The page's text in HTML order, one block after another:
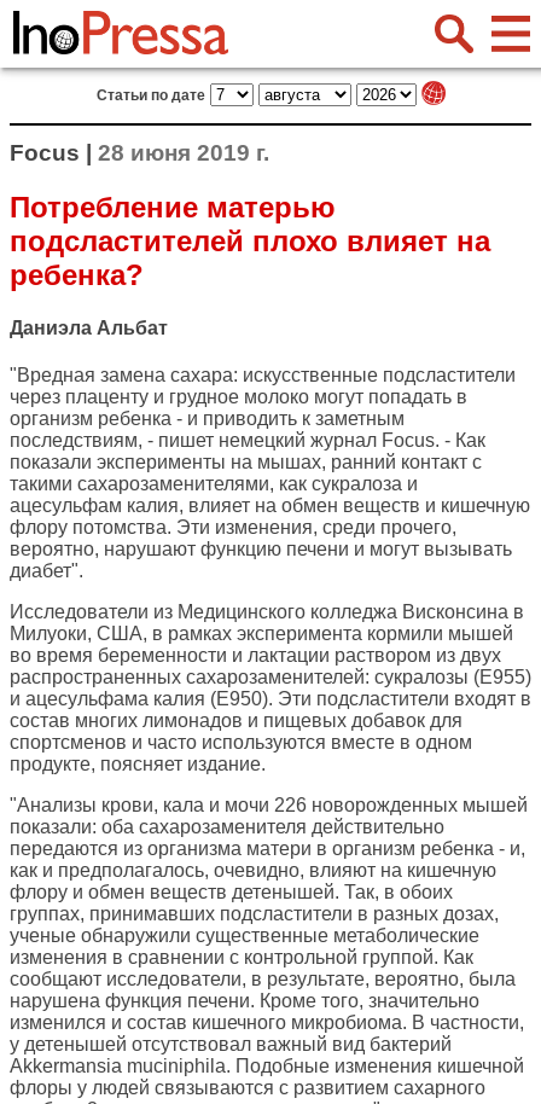
Статьи по дате
Focus | 28 июня 2019 г.
Потребление матерью
подсластителей плохо влияет на
ребенка?
Даниэла Альбат
"Вредная замена сахара: искусственные подсластители
через плаценту и грудное молоко могут попадать в
организм ребенка - и приводить к заметным
последствиям, - пишет немецкий журнал Focus. - Как
показали эксперименты на мышах, ранний контакт с
такими сахарозаменителями, как сукралоза и
ацесульфам калия, влияет на обмен веществ и кишечную
флору потомства. Эти изменения, среди прочего,
вероятно, нарушают функцию печени и могут вызывать
диабет".
Исследователи из Медицинского колледжа Висконсина в
Милуоки, США, в рамках эксперимента кормили мышей
во время беременности и лактации раствором из двух
распространенных сахарозаменителей: сукралозы (E955)
и ацесульфама калия (E950). Эти подсластители входят в
состав многих лимонадов и пищевых добавок для
спортсменов и часто используются вместе в одном
продукте, поясняет издание.
"Анализы крови, кала и мочи 226 новорожденных мышей
показали: оба сахарозаменителя действительно
передаются из организма матери в организм ребенка - и,
как и предполагалось, очевидно, влияют на кишечную
флору и обмен веществ детенышей. Так, в обоих
группах, принимавших подсластители в разных дозах,
ученые обнаружили существенные метаболические
изменения в сравнении с контрольной группой. Как
сообщают исследователи, в результате, вероятно, была
нарушена функция печени. Кроме того, значительно
изменился и состав кишечного микробиома. В частности,
у детенышей отсутствовал важный вид бактерий
Akkermansia muciniphila. Подобные изменения кишечной
флоры у людей связываются с развитием сахарного